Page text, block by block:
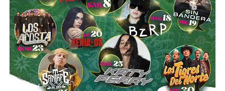
.
Sí hubo un fallo grande por parte de lasautoridades
viales municipales que no anunciaron a tiempo el tope
y no colocaron la señal hasta que ya estaba listo el muro
de los tormentos.